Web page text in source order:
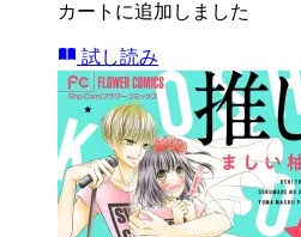
カートに追加しました
試し読み